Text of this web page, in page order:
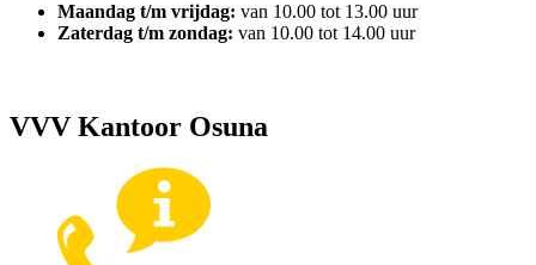
Maandag t/m vrijdag: van 10.00 tot 13.00 uur
Zaterdag t/m zondag: van 10.00 tot 14.00 uur
VVV Kantoor Osuna